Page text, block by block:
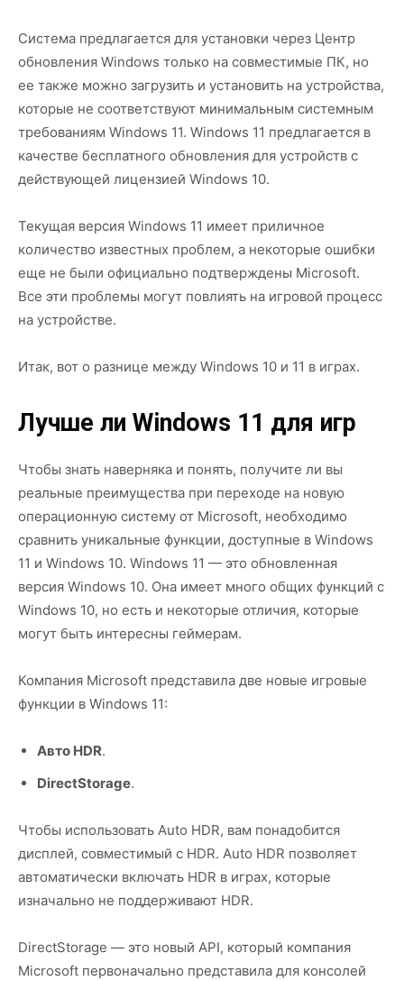
Система предлагается для установки через Центр
обновления Windows только на совместимые ПК, но
ее также можно загрузить и установить на устройства,
которые не соответствуют минимальным системным
требованиям Windows 11. Windows 11 предлагается в
качестве бесплатного обновления для устройств с
действующей лицензией Windows 10.
Текущая версия Windows 11 имеет приличное
количество известных проблем, а некоторые ошибки
еще не были официально подтверждены Microsoft.
Все эти проблемы могут повлиять на игровой процесс
на устройстве.
Итак, вот о разнице между Windows 10 и 11 в играх.
Лучше ли Windows 11 для игр
Чтобы знать наверняка и понять, получите ли вы
реальные преимущества при переходе на новую
операционную систему от Microsoft, необходимо
сравнить уникальные функции, доступные в Windows
11 и Windows 10. Windows 11 — это обновленная
версия Windows 10. Она имеет много общих функций с
Windows 10, но есть и некоторые отличия, которые
могут быть интересны геймерам.
Компания Microsoft представила две новые игровые
функции в Windows 11:
Авто HDR.
DirectStorage.
Чтобы использовать Auto HDR, вам понадобится
дисплей, совместимый с HDR. Auto HDR позволяет
автоматически включать HDR в играх, которые
изначально не поддерживают HDR.
DirectStorage — это новый API, который компания
Microsoft первоначально представила для консолей